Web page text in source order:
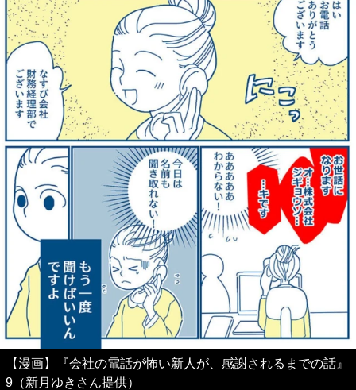
【漫画】『会社の電話が怖い新人が、感謝されるまでの話』
9（新月ゆきさん提供）